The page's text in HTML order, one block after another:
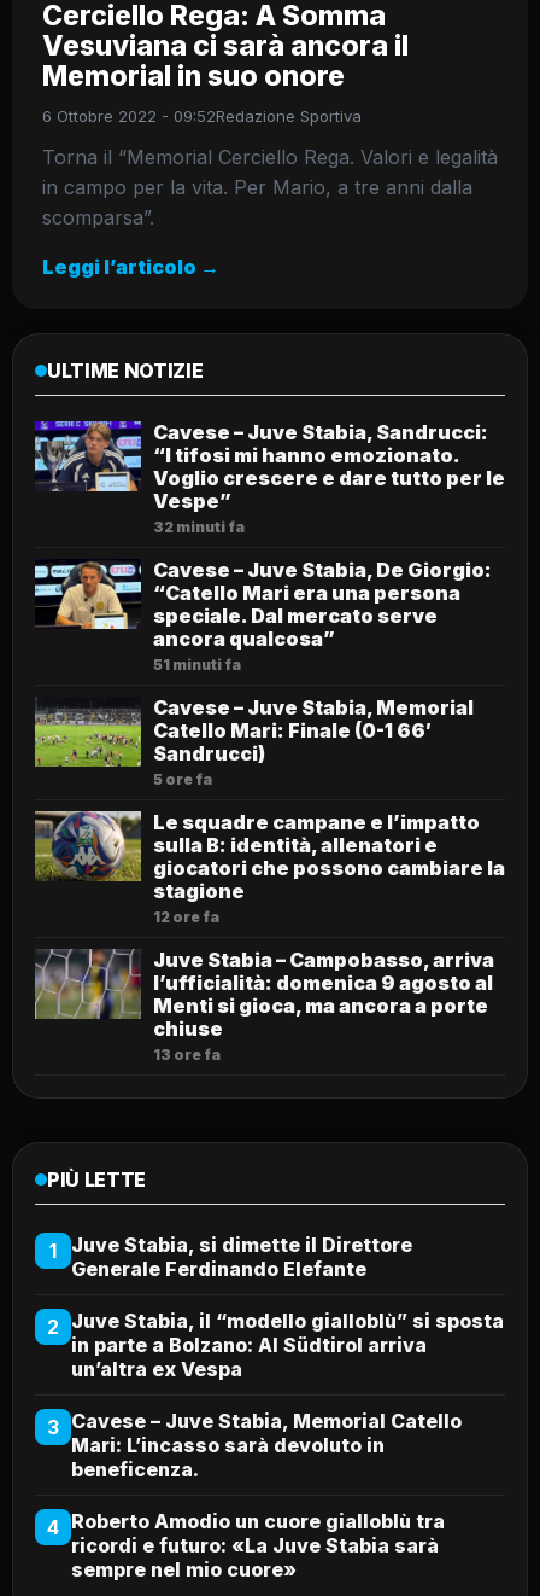
Cerciello Rega: A Somma
Vesuviana ci sarà ancora il
Memorial in suo onore
6 Ottobre 2022 - 09:52Redazione Sportiva
Torna il “Memorial Cerciello Rega. Valori e legalità
in campo per la vita. Per Mario, a tre anni dalla
scomparsa”.
Leggi l’articolo →
ULTIME NOTIZIE
Cavese – Juve Stabia, Sandrucci:
“I tifosi mi hanno emozionato.
Voglio crescere e dare tutto per le
Vespe”
32 minuti fa
Cavese – Juve Stabia, De Giorgio:
“Catello Mari era una persona
speciale. Dal mercato serve
ancora qualcosa”
51 minuti fa
Cavese – Juve Stabia, Memorial
Catello Mari: Finale (0-1 66′
Sandrucci)
5 ore fa
Le squadre campane e l’impatto
sulla B: identità, allenatori e
giocatori che possono cambiare la
stagione
12 ore fa
Juve Stabia – Campobasso, arriva
l’ufficialità: domenica 9 agosto al
Menti si gioca, ma ancora a porte
chiuse
13 ore fa
PIÙ LETTE
1
Juve Stabia, si dimette il Direttore
Generale Ferdinando Elefante
2 Juve Stabia, il “modello gialloblù” si sposta
in parte a Bolzano: Al Südtirol arriva
un’altra ex Vespa
3 Cavese – Juve Stabia, Memorial Catello
Mari: L’incasso sarà devoluto in
beneficenza.
4 Roberto Amodio un cuore gialloblù tra
ricordi e futuro: «La Juve Stabia sarà
sempre nel mio cuore»